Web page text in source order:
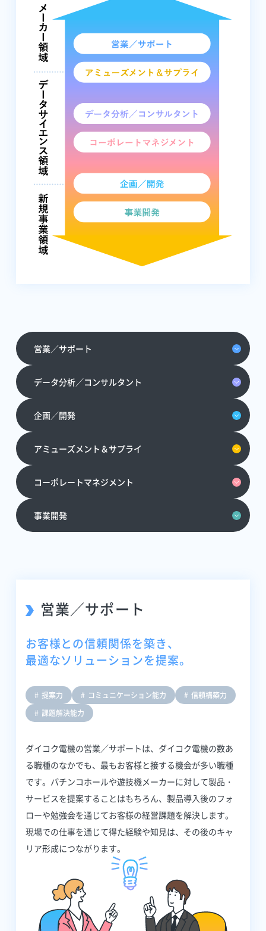
営業／サポート
データ分析／コンサルタント
企画／開発
アミューズメント＆サプライ
コーポレートマネジメント
事業開発
営業／サポート
お客様との信頼関係を築き、
最適なソリューションを提案。
提案力 コミュニケーション能力
信頼構築力
課題解決能力
ダイコク電機の営業／サポートは、ダイコク電機の数あ
る職種のなかでも、最もお客様と接する機会が多い職種
です。パチンコホールや遊技機メーカーに対して製品・
サービスを提案することはもちろん、製品導入後のフォ
ローや勉強会を通じてお客様の経営課題を解決します。
現場での仕事を通じて得た経験や知見は、その後のキャ
リア形成につながります。